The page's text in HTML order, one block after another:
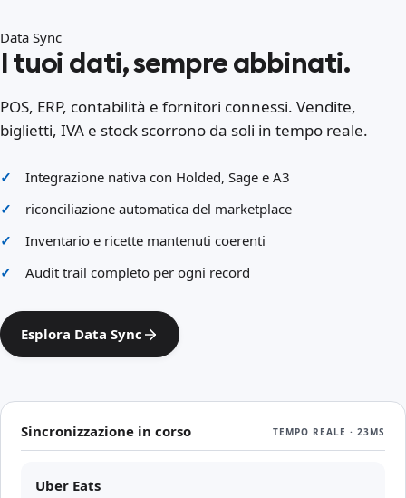
Data Sync
I tuoi dati, sempre abbinati.
POS, ERP, contabilità e fornitori connessi. Vendite,
biglietti, IVA e stock scorrono da soli in tempo reale.
Integrazione nativa con Holded, Sage e A3
riconciliazione automatica del marketplace
Inventario e ricette mantenuti coerenti
Audit trail completo per ogni record
Esplora Data Sync
Sincronizzazione in corso TEMPO REALE · 23MS
Uber Eats